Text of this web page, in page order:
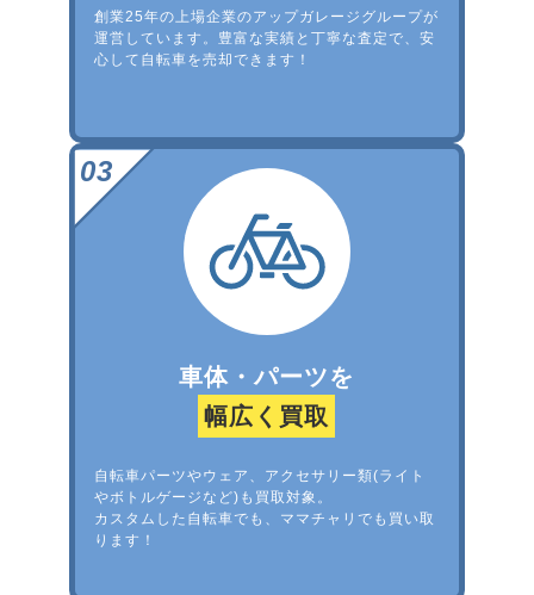
創業25年の上場企業のアップガレージグループが
運営しています。豊富な実績と丁寧な査定で、安
心して自転車を売却できます！
車体・パーツを
幅広く買取
自転車パーツやウェア、アクセサリー類(ライト
やボトルゲージなど)も買取対象。
カスタムした自転車でも、ママチャリでも買い取
ります！